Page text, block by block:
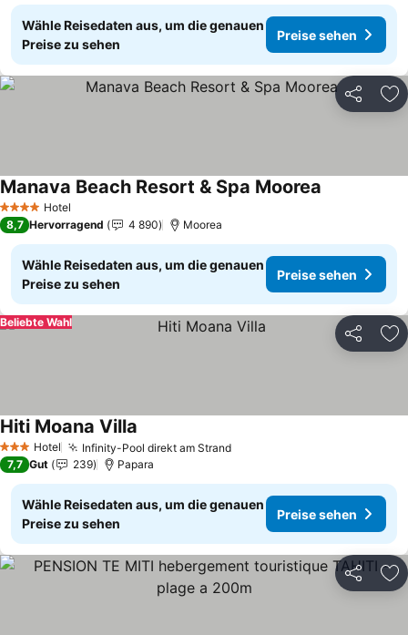
Wähle Reisedaten aus, um die genauen
Preise zu sehen
Preise sehen
Teilen
4 Sterne Hotel
Manava Beach Resort & Spa Moorea
8,7 Hervorragend 4 890 Moorea
Wähle Reisedaten aus, um die genauen
Preise zu sehen
Preise sehen
Teilen
Beliebte Wahl
3 SterneHotel Infinity-Pool direkt am StrandPreise sehen
Hiti Moana Villa
7,7 Gut 239 Papara
Wähle Reisedaten aus, um die genauen
Preise zu sehen
Preise sehen
Teilen